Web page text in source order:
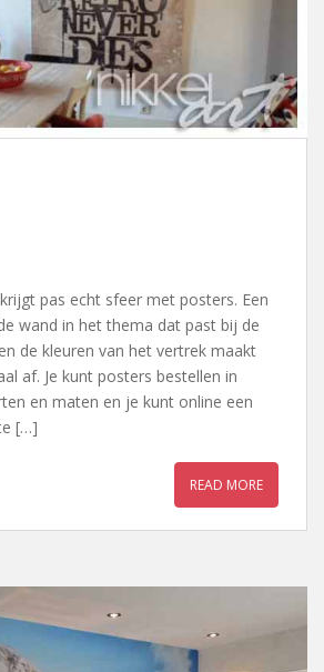
pas echt sfeer met posters. Een
wand in het thema dat past bij de
de kleuren van het vertrek maakt
af. Je kunt posters bestellen in
en maten en je kunt online een
[…]
READ MORE